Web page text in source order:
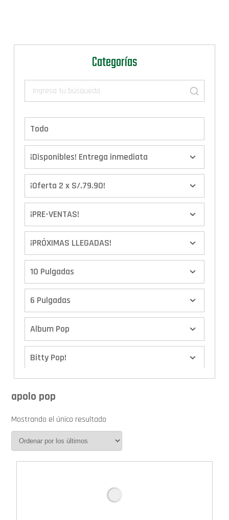
Categorías
Todo
¡Disponibles! Entrega inmediata
¡Oferta 2 x S/.79.90!
¡PRE-VENTAS!
¡PRÓXIMAS LLEGADAS!
10 Pulgadas
6 Pulgadas
Album Pop
Bitty Pop!
Calendario de Adviento
Cover Pop!
apolo pop
Mostrando el único resultado